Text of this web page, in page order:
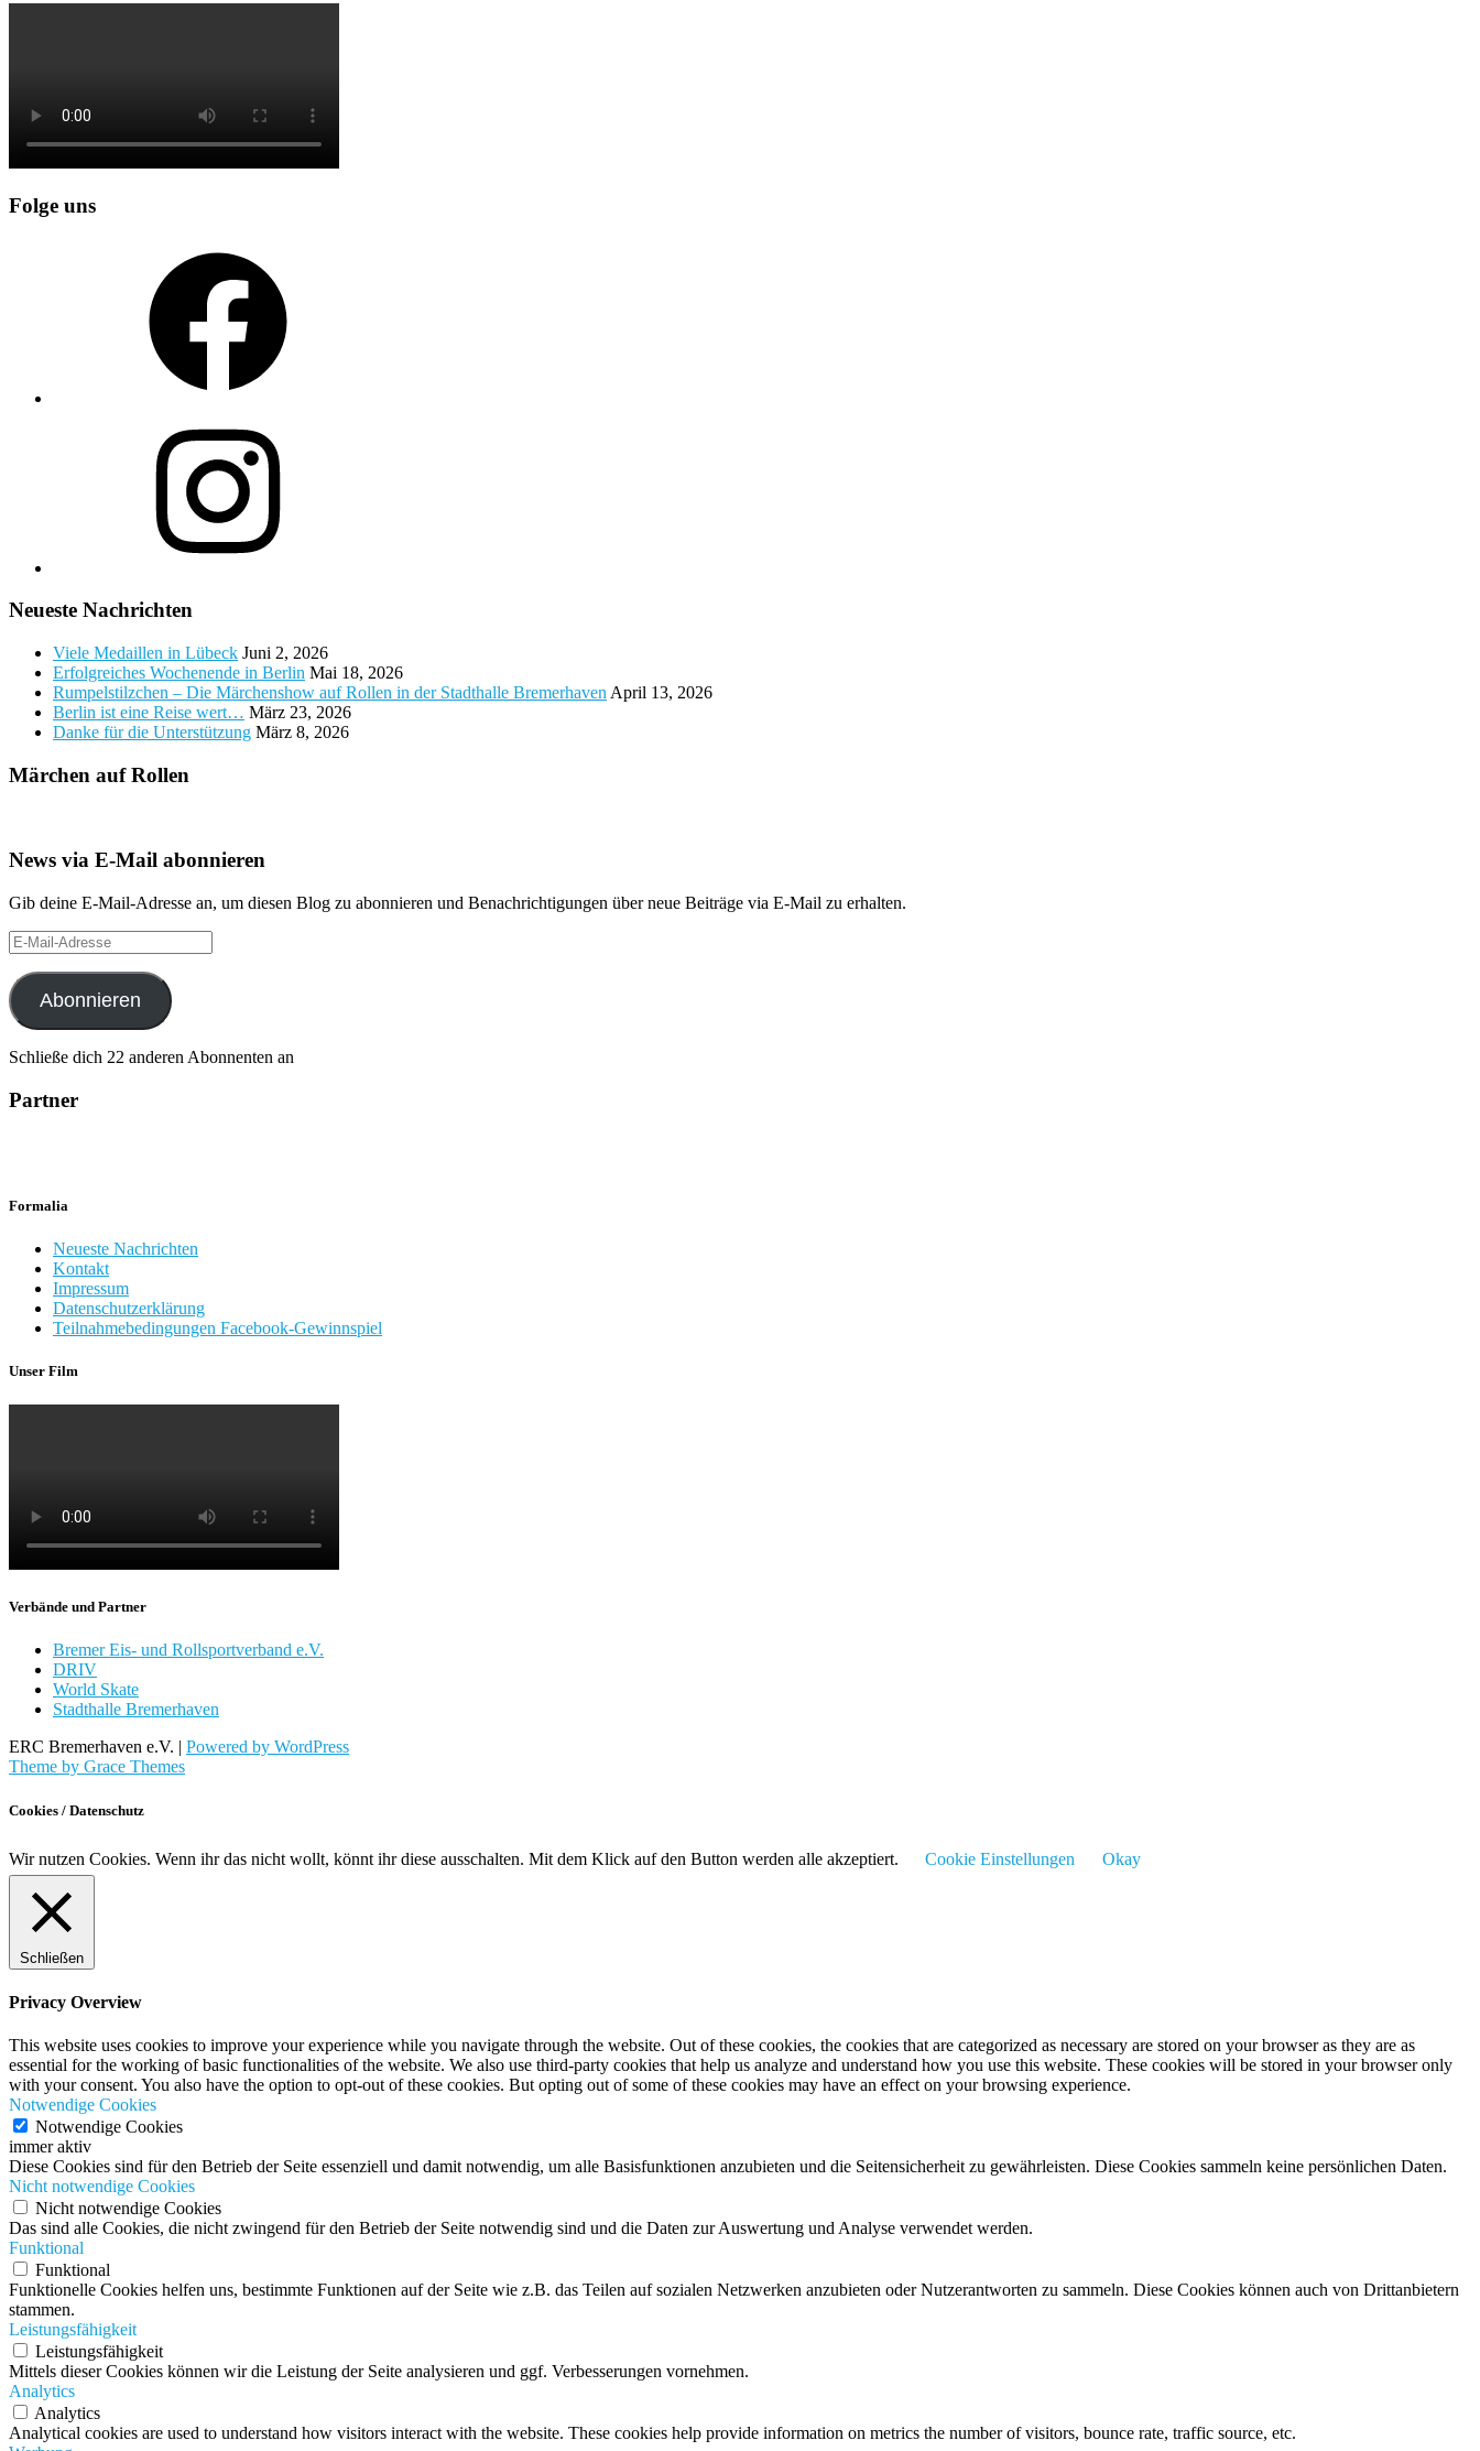
Folge uns
Neueste Nachrichten
Viele Medaillen in Lübeck Juni 2, 2026
Erfolgreiches Wochenende in Berlin Mai 18, 2026
Rumpelstilzchen – Die Märchenshow auf Rollen in der Stadthalle Bremerhaven April 13, 2026
Berlin ist eine Reise wert… März 23, 2026
Danke für die Unterstützung März 8, 2026
Märchen auf Rollen
News via E-Mail abonnieren
Gib deine E-Mail-Adresse an, um diesen Blog zu abonnieren und Benachrichtigungen über neue Beiträge via E-Mail zu erhalten.
E-
Mail-
Adresse
Abonnieren
Schließe dich 22 anderen Abonnenten an
Partner
Formalia
Neueste Nachrichten
Kontakt
Impressum
Datenschutzerklärung
Teilnahmebedingungen Facebook-Gewinnspiel
Unser Film
Verbände und Partner
Bremer Eis- und Rollsportverband e.V.
DRIV
World Skate
Stadthalle Bremerhaven
ERC Bremerhaven e.V. | Powered by WordPress
Theme by Grace Themes
Cookies / Datenschutz
Wir nutzen Cookies. Wenn ihr das nicht wollt, könnt ihr diese ausschalten. Mit dem Klick auf den Button werden alle akzeptiert. Cookie Einstellungen Okay
Schließen
Privacy Overview
This website uses cookies to improve your experience while you navigate through the website. Out of these cookies, the cookies that are categorized as necessary are stored on your browser as they are as
essential for the working of basic functionalities of the website. We also use third-party cookies that help us analyze and understand how you use this website. These cookies will be stored in your browser only
with your consent. You also have the option to opt-out of these cookies. But opting out of some of these cookies may have an effect on your browsing experience.
Notwendige Cookies
Notwendige Cookies
immer aktiv
Diese Cookies sind für den Betrieb der Seite essenziell und damit notwendig, um alle Basisfunktionen anzubieten und die Seitensicherheit zu gewährleisten. Diese Cookies sammeln keine persönlichen Daten.
Nicht notwendige Cookies
Nicht notwendige Cookies
Das sind alle Cookies, die nicht zwingend für den Betrieb der Seite notwendig sind und die Daten zur Auswertung und Analyse verwendet werden.
Funktional
Funktional
Funktionelle Cookies helfen uns, bestimmte Funktionen auf der Seite wie z.B. das Teilen auf sozialen Netzwerken anzubieten oder Nutzerantworten zu sammeln. Diese Cookies können auch von Drittanbietern
stammen.
Leistungsfähigkeit
Leistungsfähigkeit
Mittels dieser Cookies können wir die Leistung der Seite analysieren und ggf. Verbesserungen vornehmen.
Analytics
Analytics
Analytical cookies are used to understand how visitors interact with the website. These cookies help provide information on metrics the number of visitors, bounce rate, traffic source, etc.